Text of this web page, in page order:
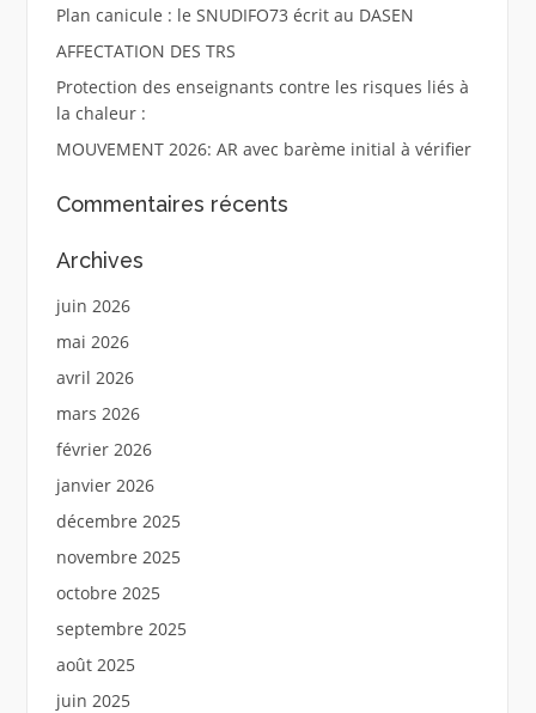
Plan canicule : le SNUDIFO73 écrit au DASEN
AFFECTATION DES TRS
Protection des enseignants contre les risques liés à
la chaleur :
MOUVEMENT 2026: AR avec barème initial à vérifier
Commentaires récents
Archives
juin 2026
mai 2026
avril 2026
mars 2026
février 2026
janvier 2026
décembre 2025
novembre 2025
octobre 2025
septembre 2025
août 2025
juin 2025